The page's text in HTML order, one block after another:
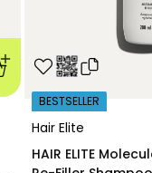
Hair Elite
BESTSELLER
HAIR ELITE